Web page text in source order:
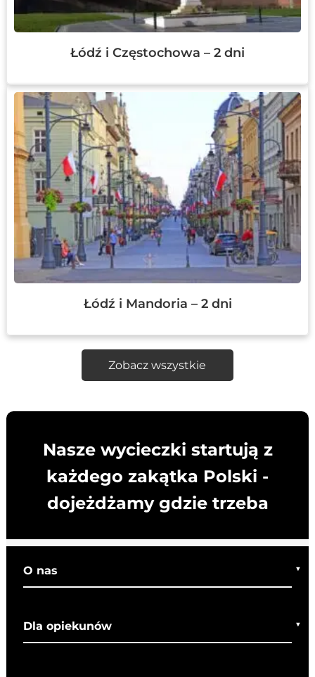
Łódź i Częstochowa – 2 dni
Łódź i Mandoria – 2 dni
Zobacz wszystkie
Nasze wycieczki startują z
każdego zakątka Polski -
dojeżdżamy gdzie trzeba
O nas
Co o nas mówią
Dla opiekunów